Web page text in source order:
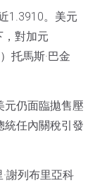
1.3910。美元
，對加元
托馬斯·巴金
元仍面臨拋售壓
統任內關稅引發
謝列布里亞科